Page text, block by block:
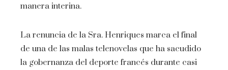
manera interina.
La renuncia de la Sra. Henriques marca el final
de una de las malas telenovelas que ha sacudido
la gobernanza del deporte francés durante casi